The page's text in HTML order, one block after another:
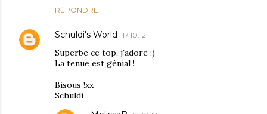
RÉPONDRE
Schuldi's World 17.10.12
Superbe ce top, j'adore :)
La tenue est génial !
Bisous !xx
Schuldi